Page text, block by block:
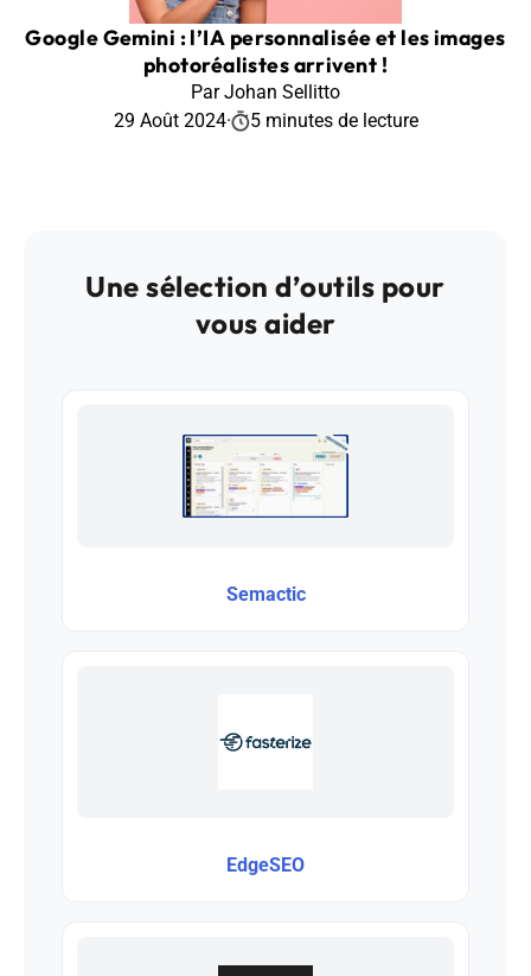
Google Gemini : l’IA personnalisée et les images
photoréalistes arrivent !
Par Johan Sellitto
29 Août 2024· 5 minutes de lecture
Une sélection d’outils pour
vous aider
Semactic
EdgeSEO